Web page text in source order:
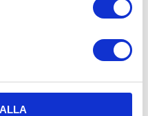
till i favoriter
SURRNINGSÖGLA M
ÖVERFB, 36 TON
Surrningsögla med
överfallsbygel 36 ton -
Svetsbart surrningsfäste i gjutet
Yttermått: 202x122mm,
Godstjocklek: 25mm